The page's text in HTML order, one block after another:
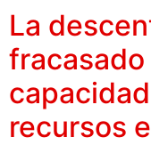
La
fracasado
recursos